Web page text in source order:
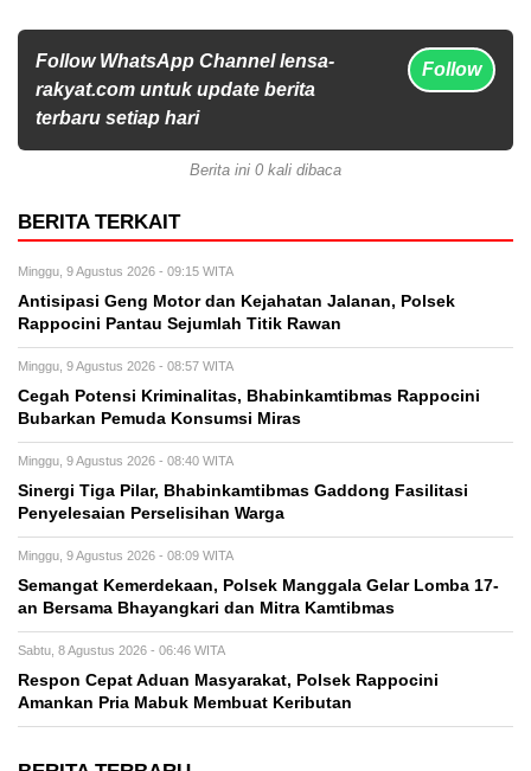
Follow WhatsApp Channel lensa-
rakyat.com untuk update berita
terbaru setiap hari
Follow
Berita ini 0 kali dibaca
BERITA TERKAIT
Minggu, 9 Agustus 2026 - 09:15 WITA
Antisipasi Geng Motor dan Kejahatan Jalanan, Polsek
Rappocini Pantau Sejumlah Titik Rawan
Minggu, 9 Agustus 2026 - 08:57 WITA
Cegah Potensi Kriminalitas, Bhabinkamtibmas Rappocini
Bubarkan Pemuda Konsumsi Miras
Minggu, 9 Agustus 2026 - 08:40 WITA
Sinergi Tiga Pilar, Bhabinkamtibmas Gaddong Fasilitasi
Penyelesaian Perselisihan Warga
Minggu, 9 Agustus 2026 - 08:09 WITA
Semangat Kemerdekaan, Polsek Manggala Gelar Lomba 17-
an Bersama Bhayangkari dan Mitra Kamtibmas
Sabtu, 8 Agustus 2026 - 06:46 WITA
Respon Cepat Aduan Masyarakat, Polsek Rappocini
Amankan Pria Mabuk Membuat Keributan